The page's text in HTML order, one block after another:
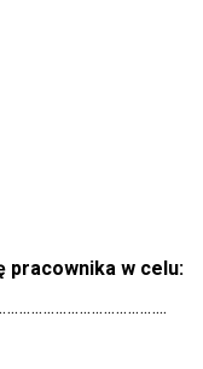
pracownika w celu: